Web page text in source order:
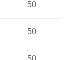
50
50